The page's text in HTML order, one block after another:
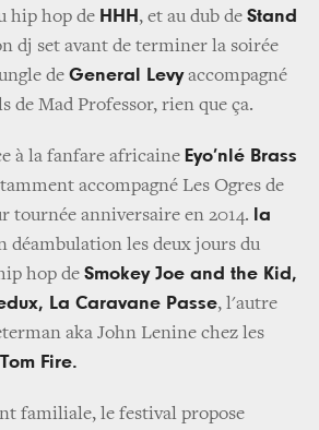
hip hop de HHH , et au dub de Stand
dj set avant de terminer la soirée
de General Levyaccompagné
de Mad Professor, rien que ça.
à la fanfare africaine Eyo’nlé Brass
accompagné Les Ogres de
tournée anniversaire en 2014. la
déambulation les deux jours du
hop de Smokey Joe and the Kid,
La Caravane Passe, l'autre
aka John Lenine chez les
Tom Fire.
familiale, le festival propose